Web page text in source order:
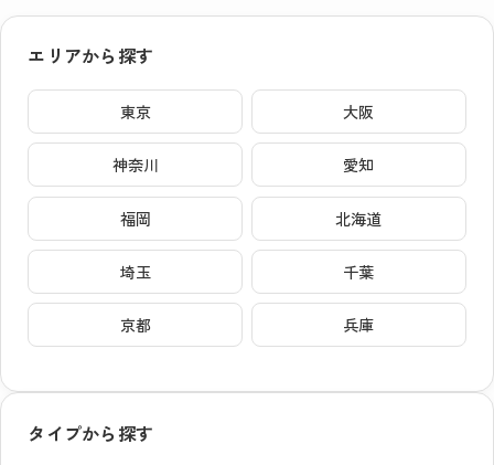
エリアから探す
東京 大阪
神奈川 愛知
福岡 北海道
埼玉 千葉
京都 兵庫
タイプから探す